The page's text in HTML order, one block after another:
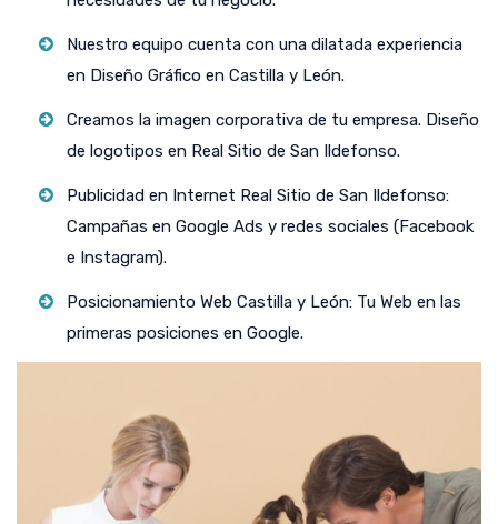
Nuestro equipo cuenta con una dilatada experiencia
en Diseño Gráfico en Castilla y León.
Creamos la imagen corporativa de tu empresa. Diseño
de logotipos en Real Sitio de San Ildefonso.
Publicidad en Internet Real Sitio de San Ildefonso:
Campañas en Google Ads y redes sociales (Facebook
e Instagram).
Posicionamiento Web Castilla y León: Tu Web en las
primeras posiciones en Google.